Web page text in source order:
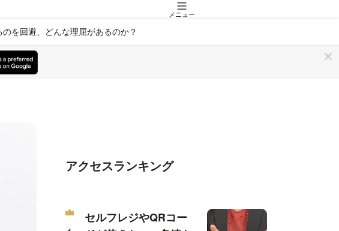
メニュー
を回避、どんな理屈があるのか？
アクセスランキング
セルフレジやQRコー